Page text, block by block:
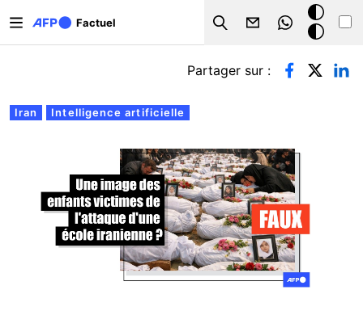
Factuel
Search
Mode
sombre
Onglets principaux
Iran Intelligence artificielle
Partager sur :